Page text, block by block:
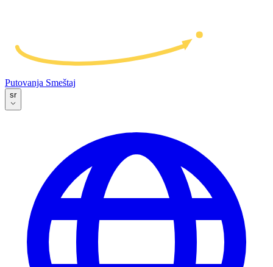
Putovanja Smeštaj
sr